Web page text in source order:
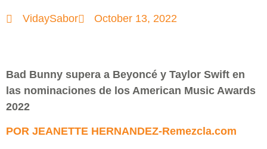
VidaySabor October 13, 2022
Bad Bunny supera a Beyoncé y Taylor Swift en
las nominaciones de los American Music Awards
2022
POR JEANETTE HERNANDEZ-Remezcla.com